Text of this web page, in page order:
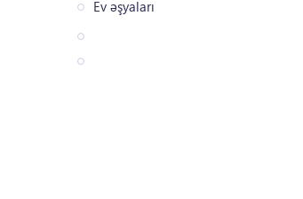
Ev əşyaları